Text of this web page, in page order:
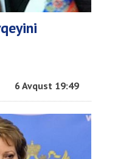
6 Avqust 19:49